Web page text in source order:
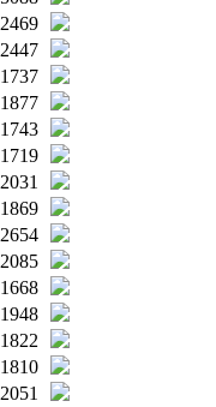
2469
2447
1737
1877
1743
1719
2031
1869
2654
2085
1668
1948
1822
1810
2051